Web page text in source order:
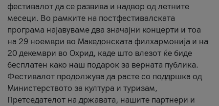
фестивалот да се развива и надвор од летните
месеци. Во рамките на постфестивалската
програма најавуваме два значајни концерти и тоа
на 29 ноември во Македонската филхармонија и на
20 декември во Охрид, каде што влезот ќе биде
бесплатен како наш подарок за верната публика.
Фестивалот продолжува да расте со поддршка од
Министерството за култура и туризам,
Претседателот на државата, нашите партнери и